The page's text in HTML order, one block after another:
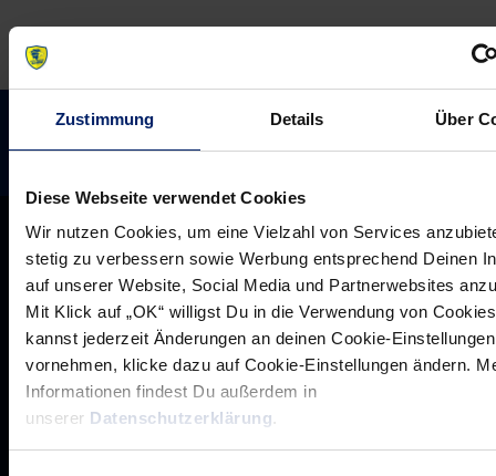
Zustimmung Details Über
Diese Webseite verwendet Cookies
Wir nutzen Cookies, um eine Vielzahl von Services
stetig zu verbessern sowie Werbung entsprechend Deinen
auf unserer Website, Social Media und Partnerwebsites
Mit Klick auf „OK“ willigst Du in die Verwendung von
kannst jederzeit Änderungen an deinen Cookie-Einstellungen
vornehmen, klicke dazu auf Cookie-Einstellungen ändern.
Informationen findest Du außerdem in
unserer Datenschutzerklärung.